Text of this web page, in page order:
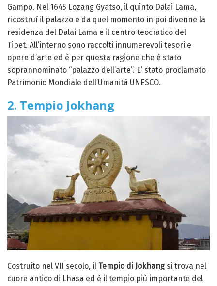
Gampo. Nel 1645 Lozang Gyatso, il quinto Dalai Lama,
ricostruì il palazzo e da quel momento in poi divenne la
residenza del Dalai Lama e il centro teocratico del
Tibet. All’interno sono raccolti innumerevoli tesori e
opere d’arte ed è per questa ragione che è stato
soprannominato “palazzo dell’arte”. E’ stato proclamato
Patrimonio Mondiale dell’Umanità UNESCO.
2. Tempio Jokhang
Costruito nel VII secolo, il Tempio di Jokhang si trova nel
cuore antico di Lhasa ed è il tempio più importante del